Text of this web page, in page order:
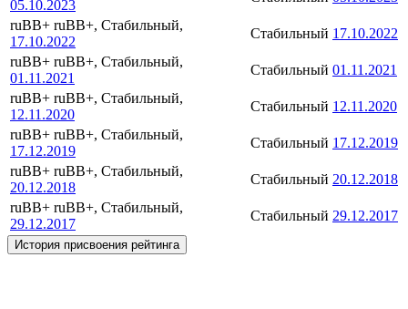
05.10.2023
ruBB+ ruBB+, Стабильный,
17.10.2022
Стабильный 17.10.2022
ruBB+ ruBB+, Стабильный,
01.11.2021
Стабильный 01.11.2021
ruBB+ ruBB+, Стабильный,
12.11.2020
Стабильный 12.11.2020
ruBB+ ruBB+, Стабильный,
17.12.2019
Стабильный 17.12.2019
ruBB+ ruBB+, Стабильный,
20.12.2018
Стабильный 20.12.2018
ruBB+ ruBB+, Стабильный,
29.12.2017
Стабильный 29.12.2017
История присвоения рейтинга